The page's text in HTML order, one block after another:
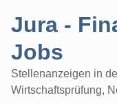
Jura -
Jobs
Stellenanzeigen in
Wirtschaftsprüfung,